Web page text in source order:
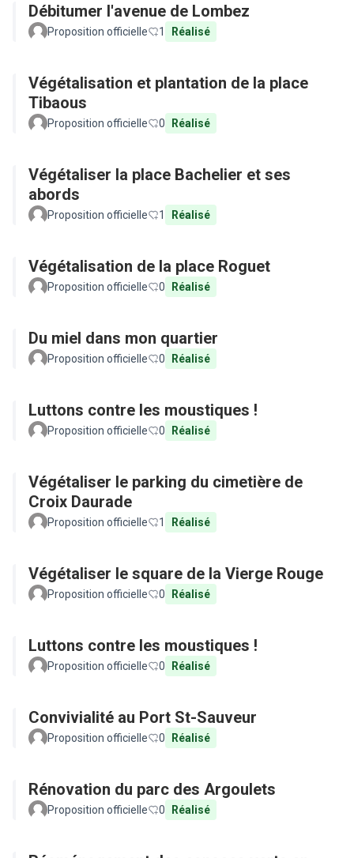
Débitumer l'avenue de Lombez
Proposition officielle 1 Réalisé
Végétalisation et plantation de la place
Tibaous
Proposition officielle 0 Réalisé
Végétaliser la place Bachelier et ses
abords
Proposition officielle 1 Réalisé
Végétalisation de la place Roguet
Proposition officielle 0 Réalisé
Du miel dans mon quartier
Proposition officielle 0 Réalisé
Luttons contre les moustiques !
Proposition officielle 0 Réalisé
Végétaliser le parking du cimetière de
Croix Daurade
Proposition officielle 1 Réalisé
Végétaliser le square de la Vierge Rouge
Proposition officielle 0 Réalisé
Luttons contre les moustiques !
Proposition officielle 0 Réalisé
Convivialité au Port St-Sauveur
Proposition officielle 0 Réalisé
Rénovation du parc des Argoulets
Proposition officielle 0 Réalisé